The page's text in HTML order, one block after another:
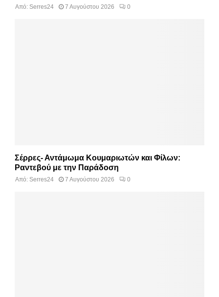
Από: Serres24 7 Αυγούστου 2026 0
Σέρρες- Αντάμωμα Κουμαριωτών και Φίλων:
Ραντεβού με την Παράδοση
Από: Serres24 7 Αυγούστου 2026 0